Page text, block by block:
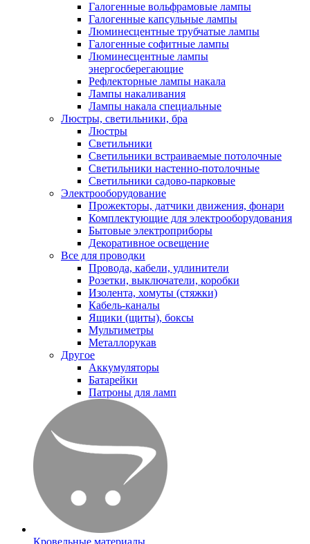
Галогенные вольфрамовые лампы
Галогенные капсульные лампы
Люминесцентные трубчатые лампы
Галогенные софитные лампы
Люминесцентные лампы
энергосберегающие
Рефлекторные лампы накала
Лампы накаливания
Лампы накала специальные
Люстры, светильники, бра
Люстры
Светильники
Светильники встраиваемые потолочные
Светильники настенно-потолочные
Светильники садово-парковые
Электрооборудование
Прожекторы, датчики движения, фонари
Комплектующие для электрооборудования
Бытовые электроприборы
Декоративное освещение
Все для проводки
Провода, кабели, удлинители
Розетки, выключатели, коробки
Изолента, хомуты (стяжки)
Кабель-каналы
Ящики (щиты), боксы
Мультиметры
Металлорукав
Другое
Аккумуляторы
Батарейки
Патроны для ламп
Кровельные материалы